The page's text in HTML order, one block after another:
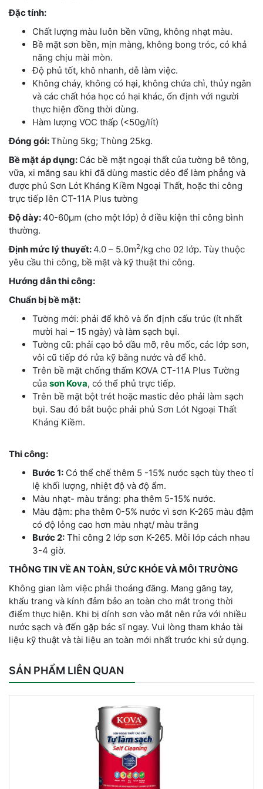
Đặc tính:
Chất lượng màu luôn bền vững, không nhạt màu.
Bề mặt sơn bền, mịn màng, không bong tróc, có khả
năng chịu mài mòn.
Độ phủ tốt, khô nhanh, dễ làm việc.
Không cháy, không có hại, không chứa chì, thủy ngân
và các chất hóa học có hại khác, ổn định với người
thực hiện đồng thời dùng.
Hàm lượng VOC thấp (<50g/lít)
Đóng gói:Thùng 5kg; Thùng 25kg.
Bề mặt áp dụng: Các bề mặt ngoại thất của tường bê tông,
vữa, xi măng sau khi đã dùng mastic dẻo để làm phẳng và
được phủ Sơn Lót Kháng Kiềm Ngoại Thất, hoặc thi công
trực tiếp lên CT-11A Plus tường
Độ dày:40-60µm (cho một lớp) ở điều kiện thi công bình
thường.
Định mức lý thuyết:4.0 – 5.0m2/kg cho 02 lớp. Tùy thuộc
yêu cầu thi công, bề mặt và kỹ thuật thi công.
Hướng dẫn thi công:
Chuẩn bị bề mặt:
Tường mới: phải để khô và ổn định cấu trúc (ít nhất
mười hai – 15 ngày) và làm sạch bụi.
Tường cũ: phải cạo bỏ dầu mỡ, rêu mốc, các lớp sơn,
vôi cũ tiếp đó rửa kỹ bằng nước và để khô.
Trên bề mặt chống thấm KOVA CT-11A Plus Tường
của sơn Kova, có thể phủ trực tiếp.
Trên bề mặt bột trét hoặc mastic dẻo phải làm sạch
bụi. Sau đó bắt buộc phải phủ Sơn Lót Ngoại Thất
Kháng Kiềm.
Thi công:
Bước 1: Có thể chế thêm 5 -15% nước sạch tùy theo tỉ
lệ khối lượng, nhiệt độ và độ ẩm.
Màu nhạt- màu trắng: pha thêm 5-15% nước.
Màu đậm: pha thêm 0-5% nước vì sơn K-265 màu đậm
có độ lỏng cao hơn màu nhạt/ màu trắng
Bước 2: Thi công 2 lớp sơn K-265. Mỗi lớp cách nhau
3-4 giờ.
THÔNG TIN VỀ AN TOÀN, SỨC KHỎE VÀ MÔI TRƯỜNG
Không gian làm việc phải thoáng đãng. Mang găng tay,
khẩu trang và kính đảm bảo an toàn cho mắt trong thời
điểm thực hiện. Khi bị dính sơn vào mắt nên rửa với nhiều
nước sạch và đến gặp bác sĩ ngay. Vui lòng tham khảo tài
liệu kỹ thuật và tài liệu an toàn mới nhất trước khi sử dụng.
SẢN PHẨM LIÊN QUAN